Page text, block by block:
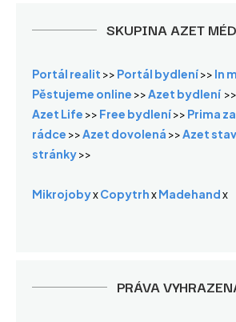
SKUPINA AZET
Portál realit >> Portál bydlení>> In
Pěstujeme online >>Azet bydlení >>
Azet Life >> Free bydlení>> Prima
rádce >>Azet dovolená >>Azet
stránky>>
MikrojobyxCopytrhxMadehandx
PRÁVA